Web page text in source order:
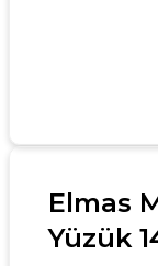
Elmas
Yüzük